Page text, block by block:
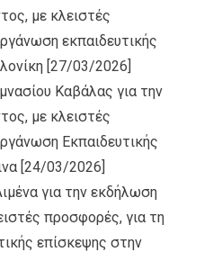
με κλειστές
εκπαιδευτικής
[27/03/2026]
Καβάλας για την
με κλειστές
Εκπαιδευτικής
[24/03/2026]
για την εκδήλωση
προσφορές, για τη
επίσκεψης στην